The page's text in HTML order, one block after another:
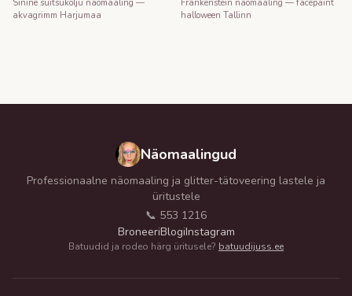
Sinine suitsukolju näomaaling —
akvagrimm Harjumaa
Frankenstein näomaaling — facepaint
halloween Tallinn
Näomaalingud
Professionaalne näomaaling ja glitter-tätoveering lastele ja
üritustele
📞 553 1216
BroneeriBlogiInstagram
Batuudid ja rodeo härg üritusele? batuudijuss.ee